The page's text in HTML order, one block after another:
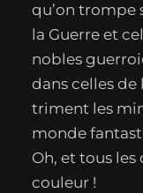
qu’on trompe
la Guerre et
nobles
dans celles de
triment les
monde
Oh, et tous
couleur !